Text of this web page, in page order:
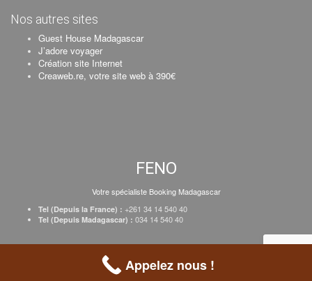
Nos autres sites
Guest House Madagascar
J’adore voyager
Création site Internet
Creaweb.re, votre site web à 390€
FENO
Votre spécialiste Booking Madagascar
Tel (Depuis la France) : +261 34 14 540 40
Tel (Depuis Madagascar) : 034 14 540 40
Inscrire votre établissement
Appelez nous !